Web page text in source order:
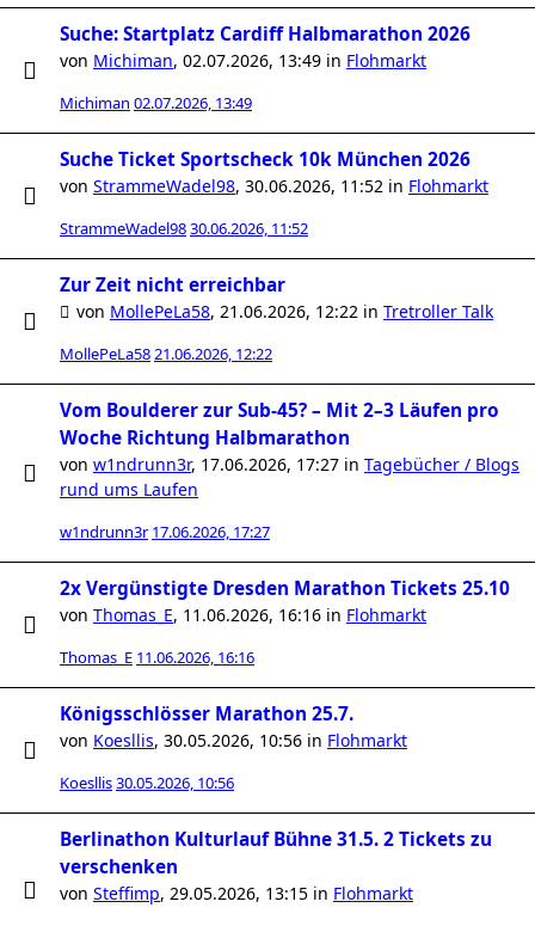
Suche: Startplatz Cardiff Halbmarathon 2026
von Michiman, 02.07.2026, 13:49 in Flohmarkt
Michiman 02.07.2026, 13:49
Suche Ticket Sportscheck 10k München 2026
von StrammeWadel98, 30.06.2026, 11:52 in Flohmarkt
StrammeWadel9830.06.2026, 11:52
Zur Zeit nicht erreichbar
von MollePeLa58, 21.06.2026, 12:22 in Tretroller Talk
MollePeLa5821.06.2026, 12:22
Vom Boulderer zur Sub-45? – Mit 2–3 Läufen pro
Woche Richtung Halbmarathon
von w1ndrunn3r, 17.06.2026, 17:27 in Tagebücher / Blogs
rund ums Laufen
w1ndrunn3r 17.06.2026, 17:27
2x Vergünstigte Dresden Marathon Tickets 25.10
von Thomas_E, 11.06.2026, 16:16 in Flohmarkt
Thomas_E 11.06.2026, 16:16
Königsschlösser Marathon 25.7.
von Koesllis, 30.05.2026, 10:56 in Flohmarkt
Koesllis30.05.2026, 10:56
Berlinathon Kulturlauf Bühne 31.5. 2 Tickets zu
verschenken
von Steffimp, 29.05.2026, 13:15 in Flohmarkt